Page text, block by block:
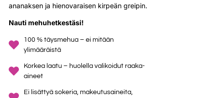
ananaksen ja hienovaraisen kirpeän greipin.
Nauti mehuhetkestäsi!
100 % täysmehua – ei mitään
ylimääräistä
Korkea laatu – huolella valikoidut raaka-
aineet
Ei lisättyä sokeria, makeutusaineita,